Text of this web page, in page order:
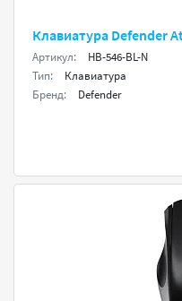
Клавиатура Defender
Артикул:
HB-546-BL-N
Тип:
Клавиатура
Бренд:
Defender